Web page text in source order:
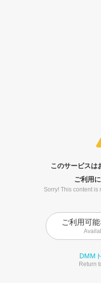
このサービスは
ご利用
Sorry! This content
ご利用可
DMM
Return